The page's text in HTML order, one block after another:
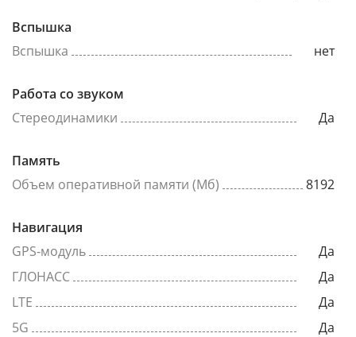
Вспышка
Вспышка
нет
Работа со звуком
Стереодинамики
Да
Память
Объем оперативной памяти (Мб)
8192
Навигация
GPS-модуль
Да
ГЛОНАСС
Да
LTE
Да
5G
Да